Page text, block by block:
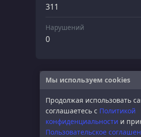
311
Нарушений
0
Мы используем cookies
Продолжая использовать
соглашаетесь с Политикой
конфиденциальности и
Пользовательское